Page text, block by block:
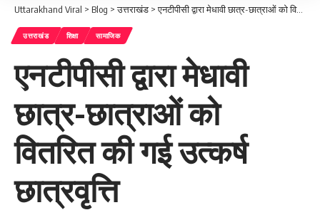
Uttarakhand Viral > Blog >उत्तराखंड >एनटीपीसी द्वारा मेधावी छात्र-छात्राओं को वितरित की गई उत्कर्ष छात्रवृत्ति
उत्तराखंड शिक्षा सामाजिक
एनटीपीसी द्वारा मेधावी
छात्र-छात्राओं को
वितरित की गई उत्कर्ष
छात्रवृत्ति